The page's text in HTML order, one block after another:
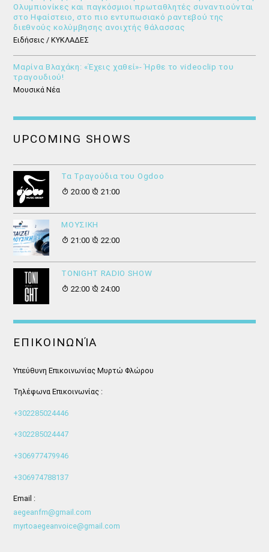
Ολυμπιονίκες και παγκόσμιοι πρωταθλητές συναντιούνται
στο Ηφαίστειο, στο πιο εντυπωσιακό ραντεβού της
διεθνούς κολύμβησης ανοιχτής θάλασσας
Ειδήσεις / ΚΥΚΛΑΔΕΣ
Μαρίνα Βλαχάκη: «Έχεις χαθεί»- Ήρθε το videoclip του
τραγουδιού!
Μουσικά Νέα
UPCOMING SHOWS
Τα Τραγούδια του Ogdoo
20:00
21:00
ΜΟΥΣΙΚΗ
21:00
22:00
ΤONIGHT RADIO SHOW
22:00
24:00
ΕΠΙΚΟΙΝΩΝΊΑ
Υπεύθυνη Επικοινωνίας Μυρτώ Φλώρου
Τηλέφωνα Επικοινωνίας :
+302285024446
+302285024447
+306977479946
+306974788137
Email :
aegeanfm@gmail.com
myrtoaegeanvoice@gmail.com